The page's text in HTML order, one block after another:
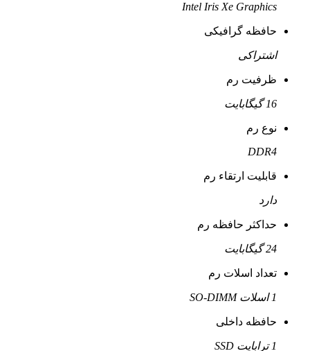
Intel Iris Xe Graphics
حافظه گرافیکی
اشتراکی
ظرفیت رم
16 گیگابایت
نوع رم
DDR4
قابلیت ارتقاء رم
دارد
حداکثر حافظه رم
24 گیگابایت
تعداد اسلات رم
1 اسلات SO-DIMM
حافظه داخلی
1 ترابایت SSD